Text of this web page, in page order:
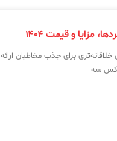
و قیمت ۱۴۰۴
برای جذب مخاطبان ارائه
سه